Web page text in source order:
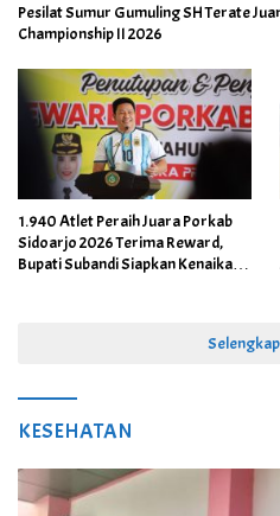
Pesilat Sumur Gumuling SH Terate
Championship II 2026
1.940 Atlet Peraih Juara Porkab
Sidoarjo 2026 Terima Reward,
Bupati Subandi Siapkan Kenaikan
KESEHATAN